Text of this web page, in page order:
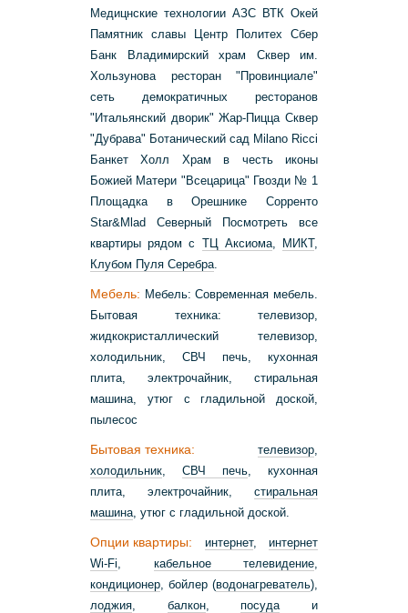
Медицнские технологии АЗС ВТК Окей
Памятник славы Центр Политех Сбер
Банк Владимирский храм Сквер им.
Хользунова ресторан "Провинциале"
сеть демократичных ресторанов
"Итальянский дворик" Жар-Пицца Сквер
"Дубрава" Ботанический сад Milano Ricci
Банкет Холл Храм в честь иконы
Божией Матери "Всецарица" Гвозди № 1
Площадка в Орешнике Сорренто
Star&Mlad Северный Посмотреть все
квартиры рядом с ТЦ Аксиома, МИКТ,
Клубом Пуля Серебра
Мебель: Мебель: Современная мебель.
Бытовая техника: телевизор,
жидкокристаллический телевизор,
холодильник, СВЧ печь, кухонная
плита, электрочайник, стиральная
машина, утюг с гладильной доской,
пылесос
Бытовая техника: телевизор
холодильник
СВЧ печь , кухонная
плита, электрочайник, стиральная
машина , утюг с гладильной доской.
Опции квартиры: интернет, интернет
Wi-Fi
кабельное телевидение
кондиционер , бойлер (водонагреватель),
лоджия
балкон,посуда и